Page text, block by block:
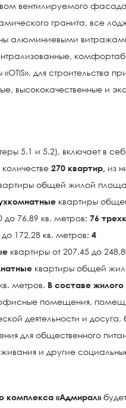
вентилируемого
гранита, все
алюминиевыми
для строительства
высококачественные и
5.1 и 5.2), включает в
270 квартир, из
общей жилой
квартиры
76,89 кв. метров; 76
172,28 кв. метров; 4
квартиры от 207,45 до
квартиры общей
метров. В составе
помещения,
деятельности и
для общественного
и другие
комплекса «Адмирал»будет